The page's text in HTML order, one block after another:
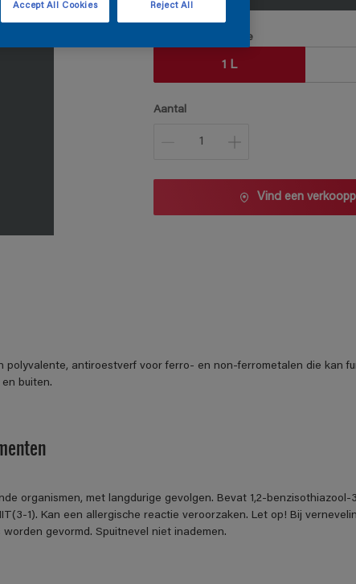
Verpakkingsgrootte
1 L
Aantal
Vind een
polyvalente, antiroestverf voor ferro- en non-ferrometalen die kan
buiten.
organismen, met langdurige gevolgen. Bevat 1,2-benzisothiazool-
1). Kan een allergische reactie veroorzaken. Let op! Bij
gevormd. Spuitnevel niet inademen.
Reject All
Accept All Cookies